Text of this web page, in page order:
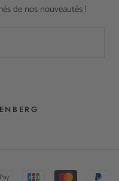
de nos nouveautés !